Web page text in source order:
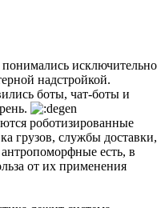
исключительно
надстройкой.
боты, чат-боты и
роботизированные
грузов, службы доставки,
есть, в
от их применения